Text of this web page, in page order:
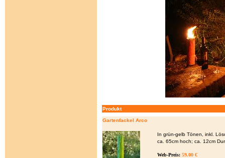
Produkt
Gartenfackel Arco
In grün-gelb Tönen, inkl.
ca. 65cm hoch; ca. 12cm
Web-Preis: 59.00 €